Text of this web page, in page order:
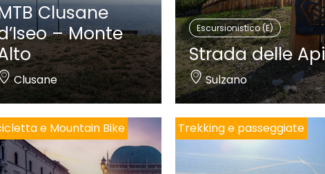
Clusane
– Monte
Clusane
Escursionistico (E)
Strada delle Api
Sulzano
e Mountain Bike Trekking e passeggiate